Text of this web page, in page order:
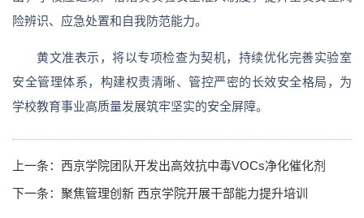
险辨识、应急处置和自我防范能力。
黄文准表示，将以专项检查为契机，持续优化完善实验室
安全管理体系，构建权责清晰、管控严密的长效安全格局，为
学校教育事业高质量发展筑牢坚实的安全屏障。
上一条： 西京学院团队开发出高效抗中毒VOCs净化催化剂
下一条： 聚焦管理创新 西京学院开展干部能力提升培训